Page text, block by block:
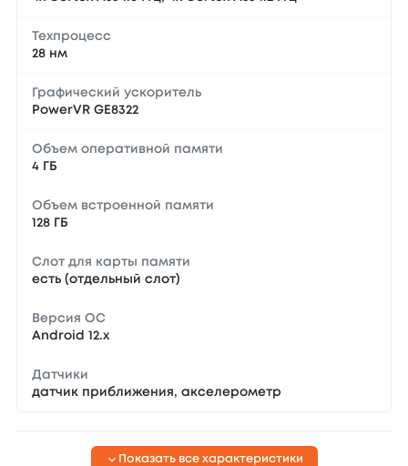
Техпроцесс
28 нм
Графический ускоритель
PowerVR GE8322
Объем оперативной памяти
4 ГБ
Объем встроенной памяти
128 ГБ
Слот для карты памяти
есть (отдельный слот)
Версия ОС
Android 12.x
Датчики
датчик приближения, акселерометр
Показать все характеристики